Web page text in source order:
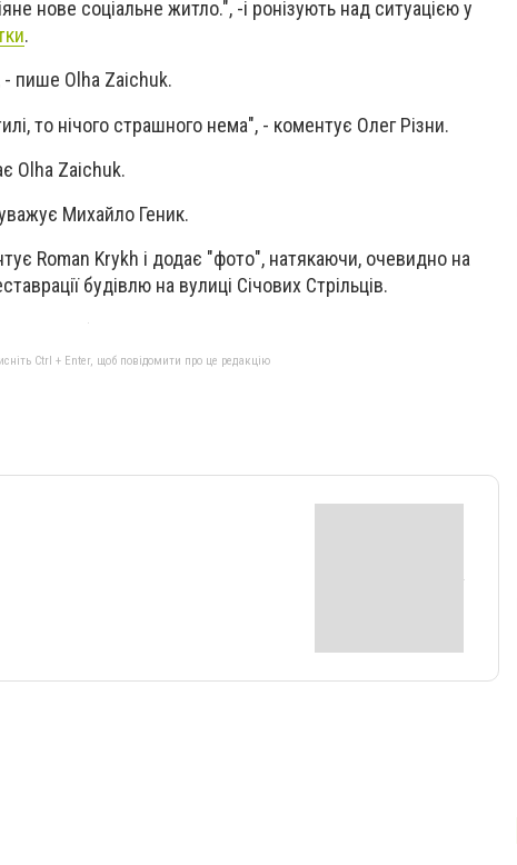
нове соціальне житло.", -і ронізують над ситуацією у
.
- пише Olha Zaichuk.
то нічого страшного нема", - коментує Олег Різни.
Olha Zaichuk.
Михайло Геник.
Roman Krykh і додає "фото", натякаючи, очевидно на
будівлю на вулиці Січових Стрільців.
Ctrl + Enter, щоб повідомити про це редакцію